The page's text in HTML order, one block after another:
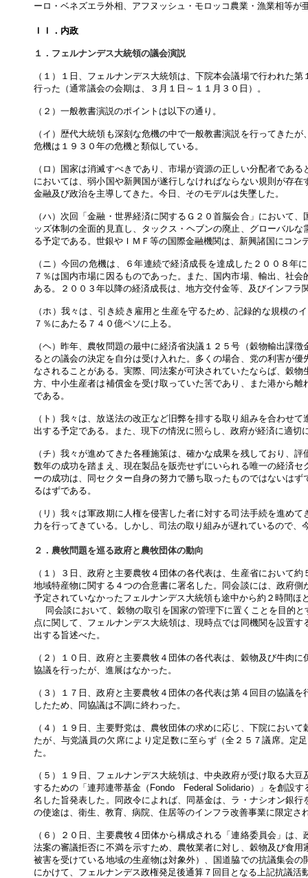
ーロ・ベネズエラ外相、アフヌッシュ・モロッコ農業・漁業相等が
ＩＩ．内政
１．フェルナンデス大統領の議会演説
（１）１日、フェルナンデス大統領は、下院本会議場で行われた
行った（通常議会の会期は、３月１日～１１月３０日）。
（２）一般教書演説のポイントは以下の通り。
（イ）歴代大統領も深刻な危機の中で一般教書演説を行ってきた
危機は１９３０年の危機と類似している。
（ロ）国家は消滅すべきであり、市場が資源の正しい分配者であ
においては、弱小国や新興国が遂行しなければならない規則が存
金融及び政治を主導してきた。今日、そのモデルは失墜した。
（ハ）次回「金融・世界経済に関するＧ２０首脳会合」において
ッズ体制の全面的見直し、タックス・ヘブンの廃止、グローバル
る予定である。世銀やＩＭＦ等の国際金融機関は、新興諸国にコ
（ニ）今回の危機は、６年連続で経済成長を達成した２００８
７％は国内市場に因るものであった。また、国内市場、輸出、社
ある。２００３年以降の経済成長は、地方交付金等、及びインフ
（ホ）我々は、引き続き雇用と生産を守るため、記録的な規模
７％にあたる７４０億ペソに上る。
（ヘ）昨年、農牧問題の最中に経済省決議１２５号（穀物輸出課
るとの議会の決定を自分は受け入れた。多くの場合、党の利害が
なされることがある。実際、同法案が可決されていたならば、穀
方、中小生産者は補償金を受け取っていた筈であり、また港から
である。
（ト）我々は、放送法の改正など旧弊を排する取り組みを合わせ
出する予定である。また、現下の情況に照らし、政府が経済に適
（チ）我々が進めてきた各種施策は、確かな成果を残しており、
数年の成功を踏まえ、現在製品を販売せずにいられる唯一の経済
ーの成功は、同セクター自身の努力で勝ち取ったものではないは
るはずである。
（リ）我々は軍政期に人権を侵害した者に対する司法手続を進め
力を行ってきている。しかし、司法の取り組みが遅れているので、
２．農牧問題を巡る政府と農牧団体の動向
（１）３日、政府と主要農牧４団体の各代表は、生産省において
地域特産物に関する４つの合意書に署名した。同会談には、政府
予定されていなかったフェルナンデス大統領も途中から約２時間ほ
同会談において、穀物の取引を国家の管理下に置くことを目的
点に関して、フェルナンデス大統領は、現時点では同機関を設置
出する旨述べた。
（２）１０日、政府と主要農牧４団体の各代表は、穀物及び牛肉
協議を行ったが、進展はなかった。
（３）１７日、政府と主要農牧４団体の各代表は第４回目の協議
したため、同協議は不調に終わった。
（４）１９日、主要野党は、農牧団体の求めに応じ、下院におい
たが、与党議員の欠席により定足数に至らず（全２５７議席。定
た。
（５）１９日、フェルナンデス大統領は、中央政府が受け取る大
するための「連邦連帯基金（Fondo Federal Solidario）」を創設
名した旨発表した。同政令によれば、同基金は、ラ・ナシオン銀
の使途は、衛生、教育、病院、住居等のインフラ改善事業に限定さ
（６）２０日、主要農牧４団体から構成される「連絡委員会」は
法案の審議拒否に不満を示すため、農牧業者に対し、穀物及び食
被害を受けている地域の生産物は対象外）、国道脇での抗議集会
にかけて、フェルナンデス政権発足後通算７回目となる上記抗議活